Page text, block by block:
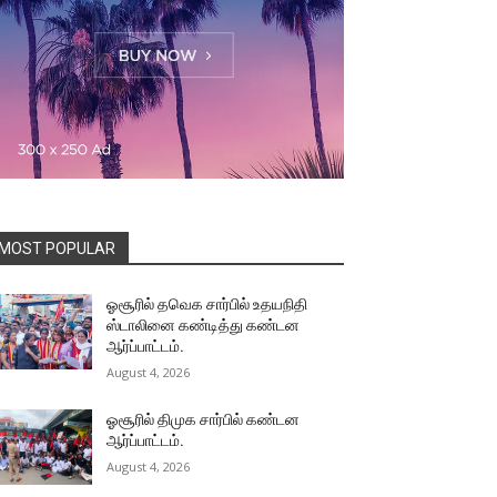
POPULAR
ஓசூரில் தவெக சார்பில் உதயநிதி
ஸ்டாலினை கண்டித்து கண்டன
ஆர்ப்பாட்டம்.
August 4, 2026
ஓசூரில் திமுக சார்பில் கண்டன
ஆர்ப்பாட்டம்.
August 4, 2026